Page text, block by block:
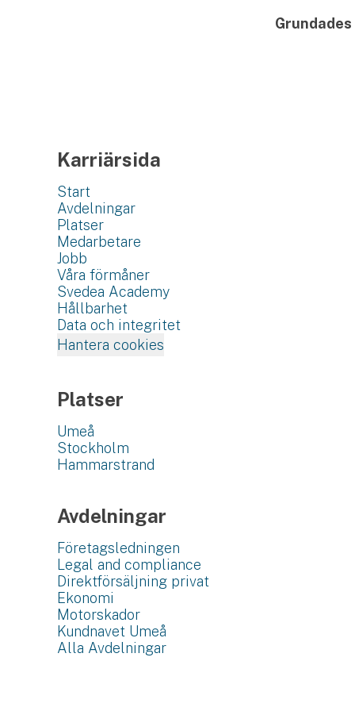
Grundades
Karriärsida
Start
Avdelningar
Platser
Medarbetare
Jobb
Våra förmåner
Svedea Academy
Hållbarhet
Data och integritet
Hantera cookies
Platser
Umeå
Stockholm
Hammarstrand
Avdelningar
Företagsledningen
Legal and compliance
Direktförsäljning privat
Ekonomi
Motorskador
Kundnavet Umeå
Alla Avdelningar